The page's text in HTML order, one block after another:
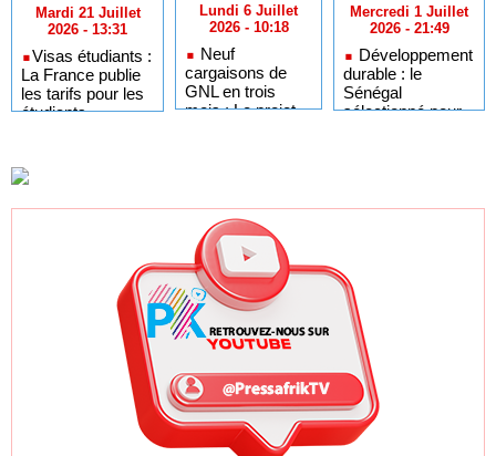
Mardi 21 Juillet
2026 - 13:31
​Visas étudiants :
La France publie
les tarifs pour les
étudiants
africains
Lundi 6 Juillet
2026 - 10:18
Neuf
cargaisons de
GNL en trois
mois : Le projet
Mercredi 1 Juillet
2026 - 21:49
Développement
durable : le
Sénégal
sélectionné pour
ODD